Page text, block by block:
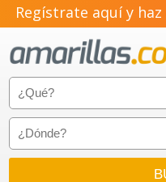
Regístrate aquí y